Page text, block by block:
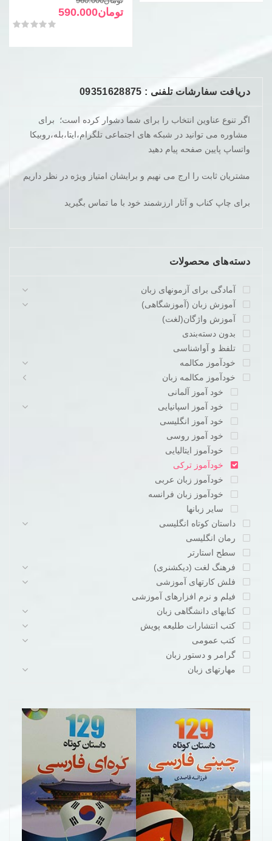
اصلی
تومان960.000
تومان590.000
فعلی
تومان590.000
امتیاز0از 5
دریافت سفارشات تلفنی : 09351628875
اگر تنوع عناوین انتخاب را برای شما دشوار کرده است؛ برای
مشاوره می توانید در شبکه های اجتماعی تلگرام،ایتا،بله،روبیکا
واتساپ پایین صفحه پیام دهید
مشتریان ثابت را ارج می نهیم و برایشان امتیاز ویژه در نظر داریم
برای چاپ کناب و آثار ارزشمند خود با ما تماس بگیرید
دسته‌های محصولات
آمادگی برای آزمونهای زبان
آموزش زبان (آموزشگاهی)
آموزش واژگان(لغت)
بدون دسته‌بندی
تلفظ و آواشناسی
خودآموز مکالمه
خودآموز مکالمه زبان
خود آموز آلمانی
خود آموز اسپانیایی
خود آموز انگلیسی
خود آموز روسی
خودآموز ایتالیایی
خودآموز ترکی
خودآموز زبان عربی
خودآموز زبان فرانسه
سایر زبانها
داستان کوتاه انگلیسی
رمان انگلیسی
سطح استارتر
فرهنگ لغت (دیکشنری)
فلش کارتهای آموزشی
فیلم و نرم افزارهای آموزشی
کتابهای دانشگاهی زبان
کتب انتشارات طلیعه پویش
کتب عمومی
گرامر و دستور زبان
مهارتهای زبان